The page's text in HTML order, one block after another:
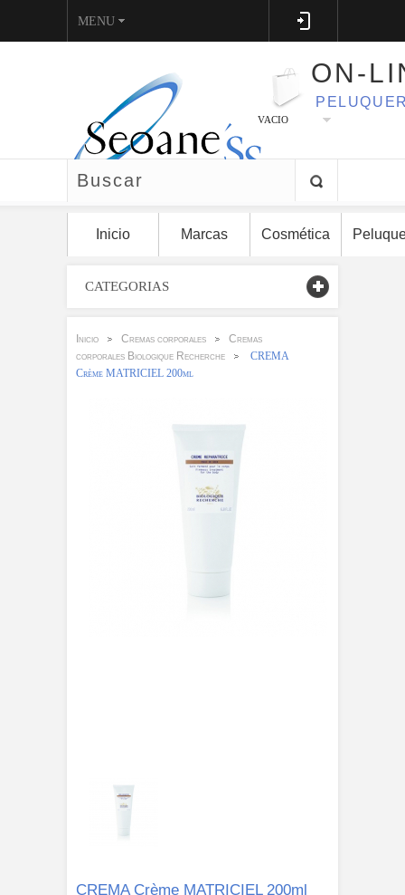
ON-
MENU
VACIO
Inicio Marcas Cosmética
CATEGORIAS
Inicio
Cremas corporales
Cremas
corporales Biologique Recherche
CREMA
Crème MATRICIEL 200ml
CREMA Crème MATRICIEL 200ml